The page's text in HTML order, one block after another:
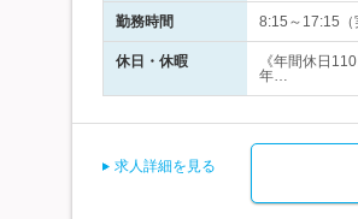
勤務時間 8:15～17:15（
休日・休暇
《年間休日
年…
求人詳細を見る